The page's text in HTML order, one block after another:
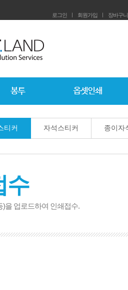
로그인 ㅣ 회원가입 ㅣ 장바구니
티커 자석스티커 종이자
수
을 업로드하여 인쇄접수.